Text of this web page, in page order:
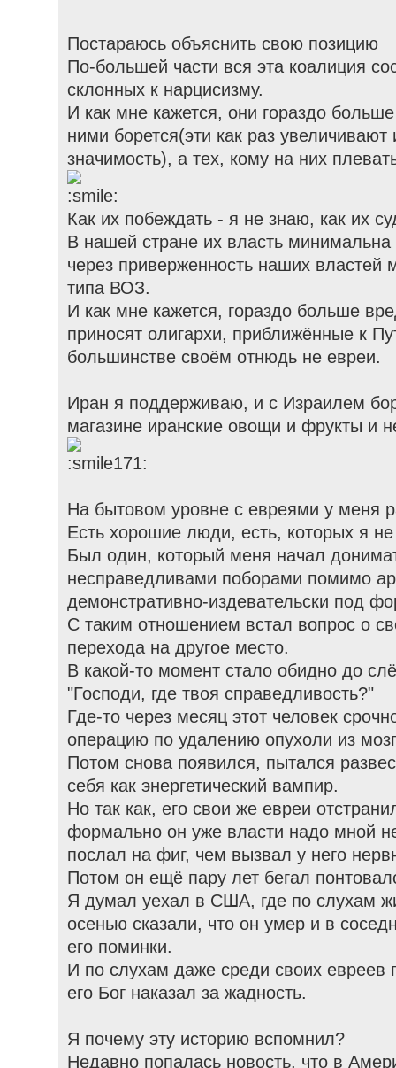
Постараюсь объяснить свою позицию
По-большей части вся эта коалиция
склонных к нарцисизму.
И как мне кажется, они гораздо
ними борется(эти как раз увеличивают
значимость), а тех, кому на них
Как их побеждать - я не знаю, как их
В нашей стране их власть минимальна
через приверженность наших властей
типа ВОЗ.
И как мне кажется, гораздо больше
приносят олигархи, приближённые к
большинстве своём отнюдь не евреи.
Иран я поддерживаю, и с Израилем
магазине иранские овощи и фрукты и
На бытовом уровне с евреями у меня
Есть хорошие люди, есть, которых я
Был один, который меня начал
несправедливами поборами помимо
демонстративно-издевательски под
С таким отношением встал вопрос о
перехода на другое место.
В какой-то момент стало обидно до
"Господи, где твоя справедливость?"
Где-то через месяц этот человек
операцию по удалению опухоли из
Потом снова появился, пытался
себя как энергетический вампир.
Но так как, его свои же евреи
формально он уже власти надо мной
послал на фиг, чем вызвал у него
Потом он ещё пару лет бегал
Я думал уехал в США, где по слухам
осенью сказали, что он умер и в
его поминки.
И по слухам даже среди своих евреев
его Бог наказал за жадность.
Я почему эту историю вспомнил?
Недавно попалась новость, что в